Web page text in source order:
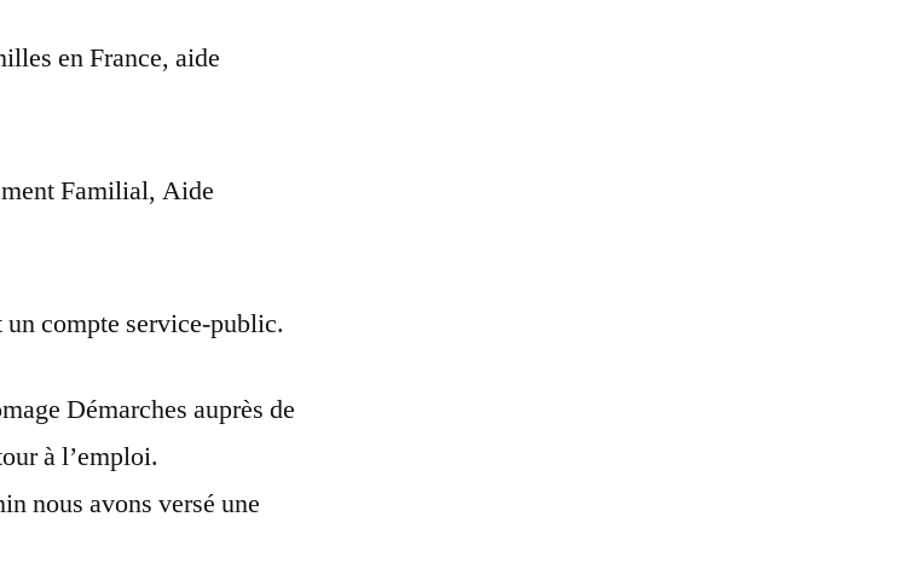
en France, aide
Familial, Aide
compte service-public.
Démarches auprès de
à l’emploi.
nous avons versé une